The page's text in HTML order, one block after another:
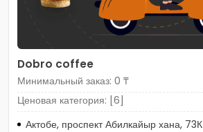
Dobro coffee
Минимальный заказ: 0 ₸
Ценовая категория: [6]
Актобе, проспект Абилкайыр хана, 73К